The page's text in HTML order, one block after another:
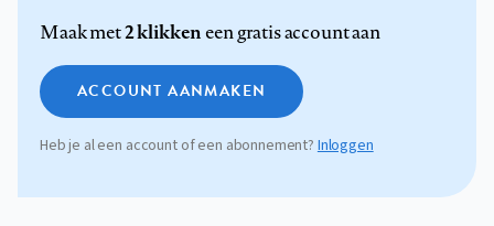
Maak met2 klikkeneen gratis account aan
ACCOUNT AANMAKEN
Heb je al een account of een abonnement?Inloggen